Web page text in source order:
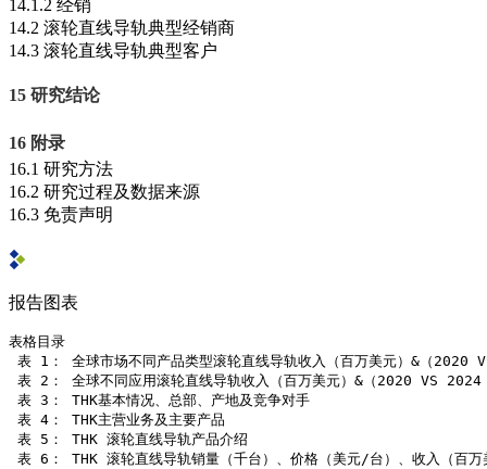
14.1.2 经销
14.2 滚轮直线导轨典型经销商
14.3 滚轮直线导轨典型客户
15 研究结论
16 附录
16.1 研究方法
16.2 研究过程及数据来源
16.3 免责声明
报告图表
表格目录
表 1： 全球市场不同产品类型滚轮直线导轨收入（百万美元）&（
表 2： 全球不同应用滚轮直线导轨收入（百万美元）&（2020 VS
表 3： THK基本情况、总部、产地及竞争对手
表 4： THK主营业务及主要产品
表 5： THK 滚轮直线导轨产品介绍
表 6： THK 滚轮直线导轨销量（千台）、价格（美元/台）、收入（百